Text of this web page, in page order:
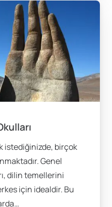
istediğinizde, birçok
Genel
dilin temellerini
için idealdir. Bu